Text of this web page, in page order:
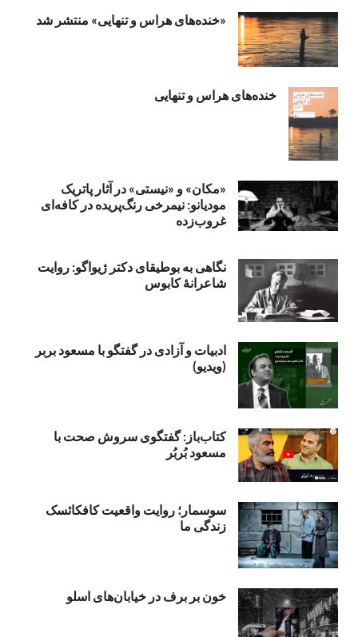
«خنده‌های هراس و تنهایی» منتشر شد
خنده‌های هراس و تنهایی
«مکان» و «نیستی» در آثار پاتریک
مودیانو: نیمرخی رنگ‌پریده در کافه‌ای
غروب‌زده
نگاهی به بوطیقای دکتر ژیواگو: روایت
شاعرانۀ کابوس
ادبیات و آزادی در گفتگو با مسعود بربر
(ویدیو)
کتاب‌باز: گفتگوی سروش صحت با
مسعود بُربُر
سوسمار؛ روایت واقعیت کافکائسک
زندگی ما
خون بر برف در خیابان‌های اسلو